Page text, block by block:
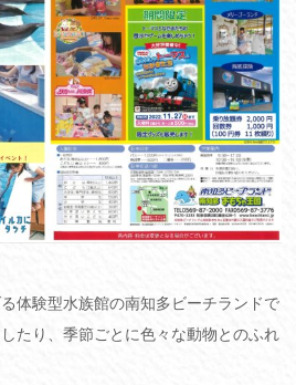
体験型水族館の南知多ビーチランドで
たり、季節ごとに色々な動物とのふれ